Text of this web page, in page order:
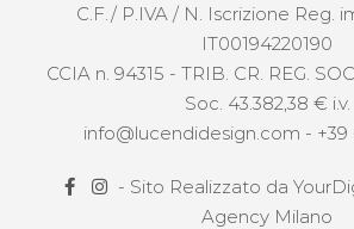
C.F./ P.IVA / N. Iscrizione Reg.
IT00194220190
CCIA n. 94315 - TRIB. CR. REG.
Soc. 43.382,38 € i.v.
info@lucendidesign.com - +39
- Sito Realizzato da
Agency Milano